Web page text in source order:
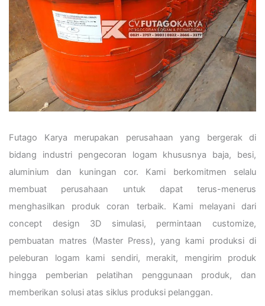
Futago Karya merupakan perusahaan yang bergerak di
bidang industri pengecoran logam khususnya baja, besi,
aluminium dan kuningan cor. Kami berkomitmen selalu
membuat perusahaan untuk dapat terus-menerus
menghasilkan produk coran terbaik. Kami melayani dari
concept design 3D simulasi, permintaan customize,
pembuatan matres (Master Press), yang kami produksi di
peleburan logam kami sendiri, merakit, mengirim produk
hingga pemberian pelatihan penggunaan produk, dan
memberikan solusi atas siklus produksi pelanggan.